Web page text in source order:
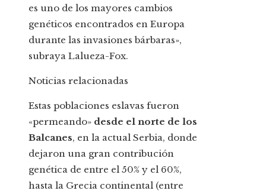
es uno de los mayores cambios
genéticos encontrados en Europa
durante las invasiones bárbaras»,
subraya Lalueza-Fox.
Noticias relacionadas
Estas poblaciones eslavas fueron
«permeando» desde el norte de los
Balcanes, en la actual Serbia, donde
dejaron una gran contribución
genética de entre el 50% y el 60%,
hasta la Grecia continental (entre